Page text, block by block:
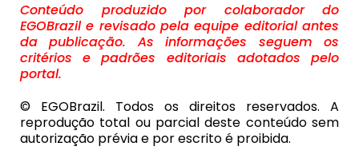
Conteúdo produzido por colaborador do
EGOBrazil e revisado pela equipe editorial antes
da publicação. As informações seguem os
critérios e padrões editoriais adotados pelo
portal.
© EGOBrazil. Todos os direitos reservados. A
reprodução total ou parcial deste conteúdo sem
autorização prévia e por escrito é proibida.